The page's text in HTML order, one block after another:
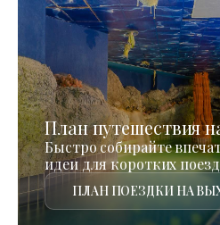
План путешествия
Быстро собирайте
идеи для коротких
ПЛАН ПОЕЗДКИ НА